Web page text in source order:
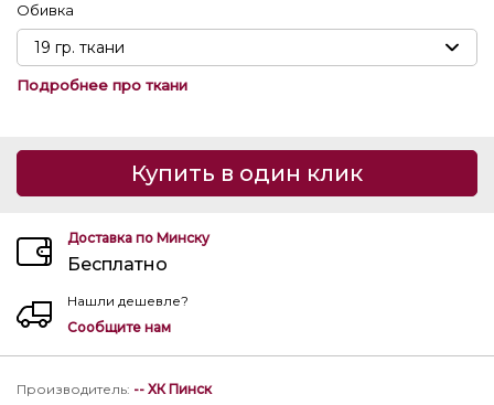
Обивка
Подробнее про ткани
Купить в один клик
Доставка по Минску
Бесплатно
Нашли дешевле?
Сообщите нам
Производитель: -- ХК Пинск